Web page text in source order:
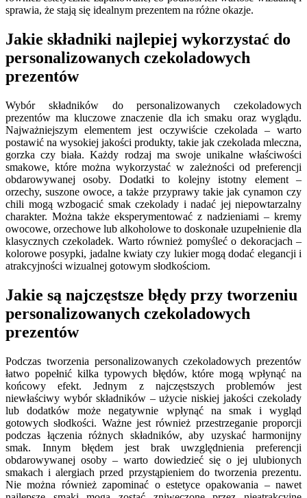
sprawia, że stają się idealnym prezentem na różne okazje.
Jakie składniki najlepiej wykorzystać do
personalizowanych czekoladowych
prezentów
Wybór składników do personalizowanych czekoladowych
prezentów ma kluczowe znaczenie dla ich smaku oraz wyglądu.
Najważniejszym elementem jest oczywiście czekolada – warto
postawić na wysokiej jakości produkty, takie jak czekolada mleczna,
gorzka czy biała. Każdy rodzaj ma swoje unikalne właściwości
smakowe, które można wykorzystać w zależności od preferencji
obdarowywanej osoby. Dodatki to kolejny istotny element –
orzechy, suszone owoce, a także przyprawy takie jak cynamon czy
chili mogą wzbogacić smak czekolady i nadać jej niepowtarzalny
charakter. Można także eksperymentować z nadzieniami – kremy
owocowe, orzechowe lub alkoholowe to doskonałe uzupełnienie dla
klasycznych czekoladek. Warto również pomyśleć o dekoracjach –
kolorowe posypki, jadalne kwiaty czy lukier mogą dodać elegancji i
atrakcyjności wizualnej gotowym słodkościom.
Jakie są najczęstsze błędy przy tworzeniu
personalizowanych czekoladowych
prezentów
Podczas tworzenia personalizowanych czekoladowych prezentów
łatwo popełnić kilka typowych błędów, które mogą wpłynąć na
końcowy efekt. Jednym z najczęstszych problemów jest
niewłaściwy wybór składników – użycie niskiej jakości czekolady
lub dodatków może negatywnie wpłynąć na smak i wygląd
gotowych słodkości. Ważne jest również przestrzeganie proporcji
podczas łączenia różnych składników, aby uzyskać harmonijny
smak. Innym błędem jest brak uwzględnienia preferencji
obdarowywanej osoby – warto dowiedzieć się o jej ulubionych
smakach i alergiach przed przystąpieniem do tworzenia prezentu.
Nie można również zapominać o estetyce opakowania – nawet